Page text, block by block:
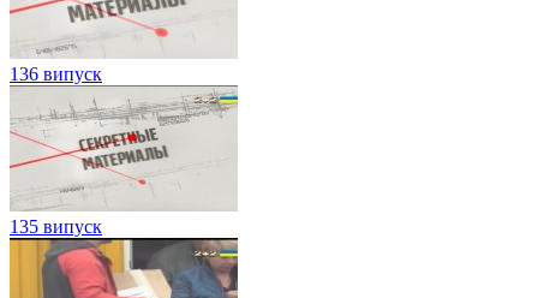
136 випуск
135 випуск